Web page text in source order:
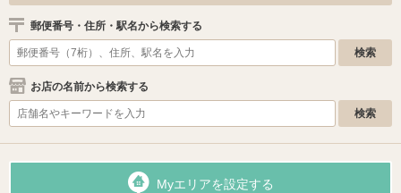
郵便番号・住所・駅名から検索する
お店の名前から検索する
Myエリアを設定する